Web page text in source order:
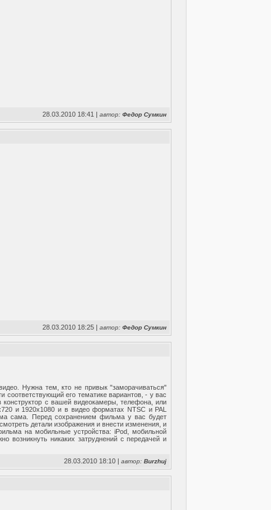
28.03.2010 18:41 |автор:Федор Сумкин
28.03.2010 18:25 |автор:Федор Сумкин
Нужна тем, кто не привык "заморачиваться"
его тематике вариантов, - у вас
конструктор с вашей видеокамеры, телефона, или
и 1920x1080 и в видео форматах NTSC и PAL
сама. Перед сохранением фильма у вас будет
детали изображения и внести изменения, и
на мобильные устройства: iPod, мобильной
никаких затруднений с передачей и
28.03.2010 18:10 |автор:Burzhuj